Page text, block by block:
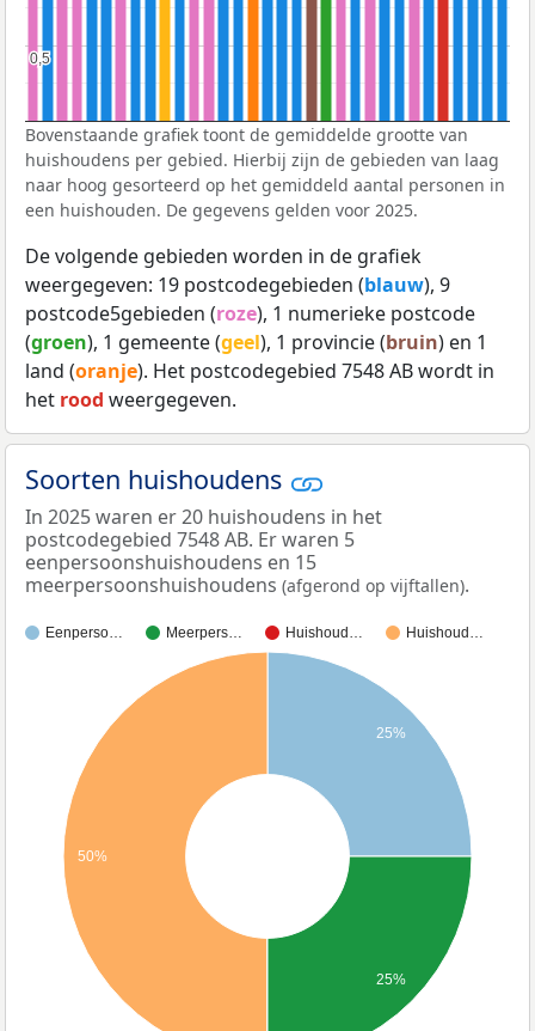
0,5
0,5
Bovenstaande grafiek toont de gemiddelde grootte van
huishoudens per gebied. Hierbij zijn de gebieden van laag
naar hoog gesorteerd op het gemiddeld aantal personen in
een huishouden. De gegevens gelden voor 2025.
De volgende gebieden worden in de grafiek
weergegeven: 19 postcodegebieden (blauw), 9
postcode5gebieden (roze), 1 numerieke postcode
(groen), 1 gemeente (geel), 1 provincie (bruin) en 1
land (oranje). Het postcodegebied 7548 AB wordt in
het rood weergegeven.
Soorten huishoudens
In 2025 waren er 20 huishoudens in het
postcodegebied 7548 AB. Er waren 5
eenpersoonshuishoudens en 15
meerpersoonshuishoudens (afgerond op vijftallen).
Eenperso… Meerpers… Huishoud… Huishoud…
25%
50%
25%